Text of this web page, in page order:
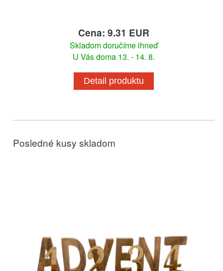
Cena: 9.31 EUR
Skladom doručíme ihneď
U Vás doma 13. - 14. 8.
Detail produktu
Posledné kusy skladom